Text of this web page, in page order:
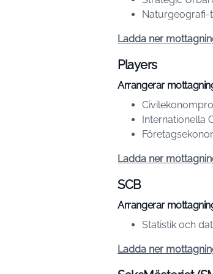
Naturgeografi-
Ladda ner
Players
Arrangerar
Internationella
Ladda ner
SCB
Arrangerar
Statistik och
Ladda ner